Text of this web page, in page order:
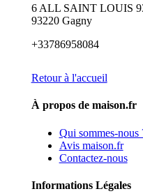
6 ALL SAINT LOUIS
93220 Gagny
+33786958084
Retour à l'accueil
À propos de maison.fr
Qui sommes-nous
Avis maison.fr
Contactez-nous
Informations Légales